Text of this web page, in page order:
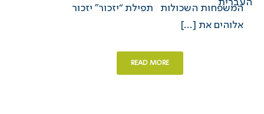
המשפחות השכולות תפילת “יזכור” יזכור
אלוהים את [...]
READ MORE